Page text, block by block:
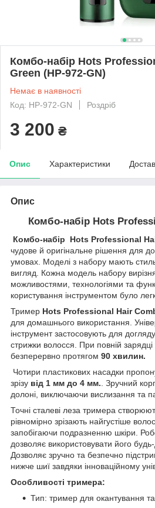
Комбо-набір Hots
Green (HP-972-GN)
Немає в наявності
Код: HP-972-GN
Роздріб
3 200 ₴
Опис Характеристики
Опис
Комбо-набір Hots
Комбо-набір Hots Professional
чудове й оригінальне рішення для
умовах. Моделі з набору мають
вигляд. Кожна модель набору
можливостями, технологіями та
користування інструментом було
Тример Hots Professional Hair
для домашнього використання.
інструмент застосовують для
стрижки волосся. При повній
безперервно протягом 90 хвилин.
Чотири пластикових насадки
зрізу від 1 мм до 4 мм. . Зручний
долоні, виключаючи вислизання та
Точні сталеві леза тримера створюють
рівномірно зрізають найгустіше
запобігаючи подразненню шкіри.
дозволяє використовувати його
Дозволяє зручно та безпечно
нижче шиї завдяки інноваційному
Особливості тримера:
Тип: тример для окантування